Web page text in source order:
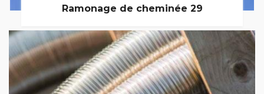
Ramonage de cheminée 29